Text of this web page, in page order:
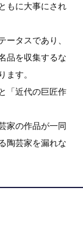
もに大事にされ
ータスであり、
品を収集するな
ます。
「近代の巨匠作
家の作品が一同
陶芸家を漏れな